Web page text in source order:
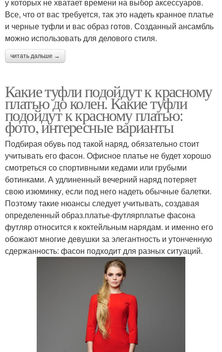
Все, что от вас требуется, так это надеть кранное платье
и черные туфли и вас образ готов. Созданный ансамбль
можно использовать для делового стиля.
читать дальше →
Какие туфли подойдут к красному
платью до колен. Какие туфли
подойдут к красному платью:
фото, интересные варианты
Подбирая обувь под такой наряд, обязательно стоит
учитывать его фасон. Офисное платье не будет хорошо
смотреться со спортивными кедами или грубыми
ботинками. А удлиненный вечерний наряд потеряет
свою изюминку, если под него надеть обычные балетки.
Поэтому такие нюансы следует учитывать, создавая
определенный образ.платье-футлярплатье фасона
футляр относится к коктейльным нарядам. и именно его
обожают многие девушки за элегантность и утонченную
сдержанность: фасон подходит для разных ситуаций.